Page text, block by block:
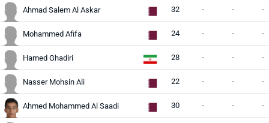
Ahmad Salem Al Askar 32 - - -
Mohammed Afifa 24 - - -
Hamed Ghadiri 28 - - -
Nasser Mohsin Ali 22 - - -
Ahmed Mohammed Al Saadi 30 - - -